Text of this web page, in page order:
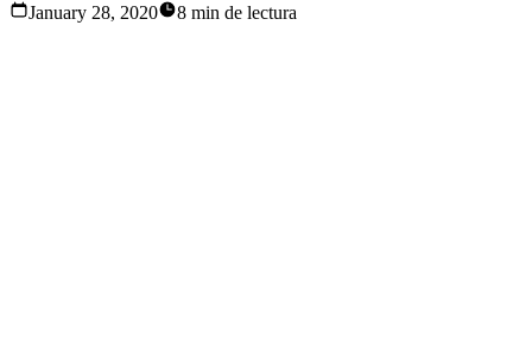
January 28, 2020 8 min de lectura